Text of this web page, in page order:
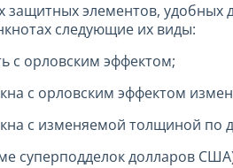
защитных элементов, удобных
следующие их виды:
с орловским эффектом;
с орловским эффектом
с изменяемой толщиной по
суперподделок долларов